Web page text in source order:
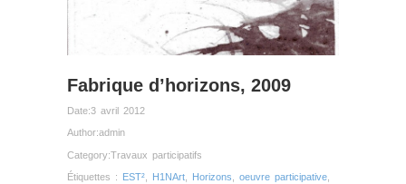
Fabrique d’horizons, 2009
Date:3 avril 2012
Author:admin
Category:Travaux participatifs
Étiquettes : EST² H1NArt Horizons oeuvre participative